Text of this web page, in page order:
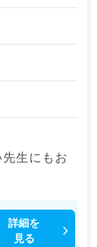
生にもお
詳細を
見る